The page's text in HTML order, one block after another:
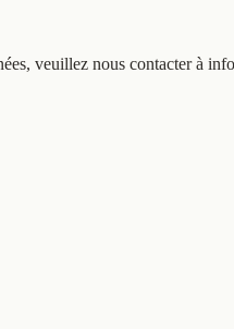
veuillez nous contacter à